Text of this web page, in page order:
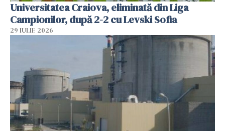
Universitatea Craiova, eliminată din Liga
Campionilor, după 2-2 cu Levski Sofia
29 IULIE 2026